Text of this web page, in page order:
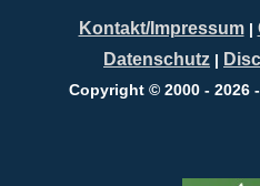
Kontakt/Impressum|
Datenschutz |
Copyright © 2000 - 2026